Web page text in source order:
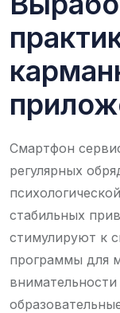
Смартфон
регулярных
стабильных
стимулируют к
программы для